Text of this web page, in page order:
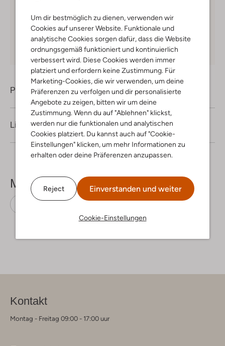
Um dir bestmöglich zu dienen, verwenden wir
Cookies auf unserer Website. Funktionale und
analytische Cookies sorgen dafür, dass die Website
ordnungsgemäß funktioniert und kontinuierlich
verbessert wird. Diese Cookies werden immer
platziert und erfordern keine Zustimmung. Für
Marketing-Cookies, die wir verwenden, um deine
Präferenzen zu verfolgen und dir personalisierte
Angebote zu zeigen, bitten wir um deine
Zustimmung. Wenn du auf "Ablehnen" klickst,
werden nur die funktionalen und analytischen
Cookies platziert. Du kannst auch auf "Cookie-
Einstellungen" klicken, um mehr Informationen zu
erhalten oder deine Präferenzen anzupassen.
Reject Einverstanden und weiter
Cookie-Einstellungen
Mitglieder in Deutschland
Kauf auf Rechnung 30 TagenRückgaberecht
Produktinformation
Lieferung & Rückgabe
Mehr sehen
Kontakt
Montag - Freitag 09:00 - 17:00 uur